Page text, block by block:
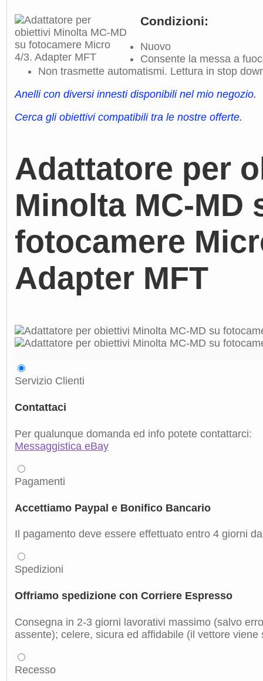
Condizioni:
Nuovo
Consente la messa a
Non trasmette automatismi. Lettura in stop
Anelli con diversi innesti disponibili nel mio negozio.
Cerca gli obiettivi compatibili tra le nostre offerte.
Adattatore per
Minolta MC-MD
fotocamere
Adapter MFT
Servizio Clienti
Contattaci
Per qualunque domanda ed info potete contattarci:
Messaggistica eBay
Pagamenti
Accettiamo Paypal e Bonifico Bancario
Il pagamento deve essere effettuato entro 4 giorni
Spedizioni
Offriamo spedizione con Corriere Espresso
Consegna in 2-3 giorni lavorativi massimo (salvo
assente); celere, sicura ed affidabile (il vettore
Recesso